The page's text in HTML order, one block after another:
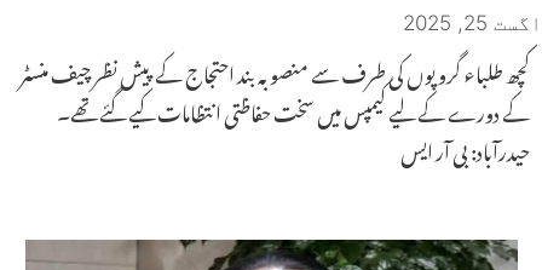
اگست 25, 2025
کچھ طلباء گروپوں کی طرف سے منصوبہ بند احتجاج کے پیش نظر چیف منسٹر
کے دورے کے لیے کیمپس میں سخت حفاظتی انتظامات کیے گئے تھے۔
حیدرآباد: بی آر ایس